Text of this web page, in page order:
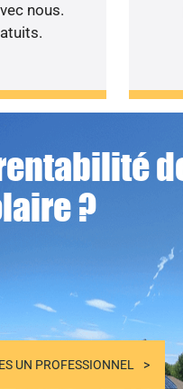
nous.
?
UN PROFESSIONNEL